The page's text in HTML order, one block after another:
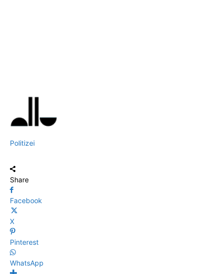
Politizei
Share
Facebook
X
Pinterest
WhatsApp